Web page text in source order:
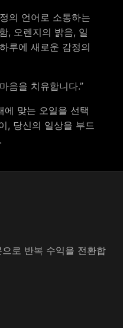
의 언어로 소통하는
, 오렌지의 밝음, 일
루에 새로운 감정의
음을 치유합니다.”
에 맞는 오일을 선택
, 당신의 일상을 부드
로 반복 수익을 전환합